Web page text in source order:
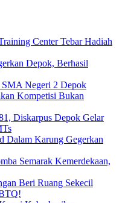
Center Tebar Hadiah
Depok, Berhasil
Negeri 2 Depok
Kompetisi Bukan
Diskarpus Depok Gelar
Dalam Karung Gegerkan
Semarak Kemerdekaan,
Beri Ruang Sekecil